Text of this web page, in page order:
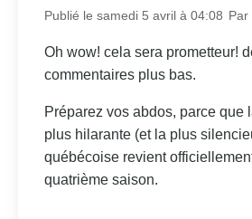
Publié le samedi 5 avril à 04:08 Par
Oh wow! cela sera prometteur!
commentaires plus bas.
Préparez vos abdos, parce que
plus hilarante (et la plus
québécoise revient
quatrième saison.